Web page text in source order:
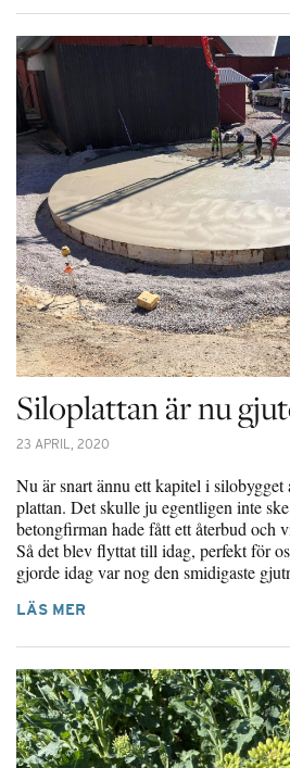
Siloplattan är nu
23 APRIL, 2020
Nu är snart ännu ett kapitel i
plattan. Det skulle ju egentligen inte
betongfirman hade fått ett återbud och
Så det blev flyttat till idag, perfekt för
gjorde idag var nog den smidigaste
LÄS MER